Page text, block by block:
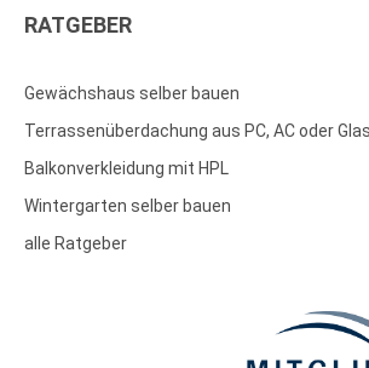
RATGEBER
Gewächshaus selber bauen
Terrassenüberdachung aus PC, AC oder Glas
Balkonverkleidung mit HPL
Wintergarten selber bauen
alle Ratgeber